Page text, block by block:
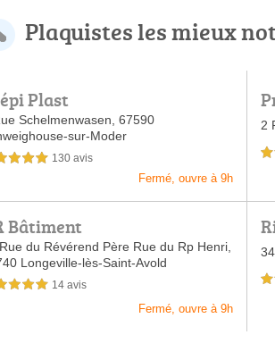
Plaquistes les mieux
Plast
Schelmenwasen, 67590
sur-Moder
sur 5 130 avis
Fermé, ouvre à 9h
2
Bâtiment
du Révérend Père Rue du Rp Henri,
Longeville-lès-Saint-Avold
sur 5 14 avis
Fermé, ouvre à 9h